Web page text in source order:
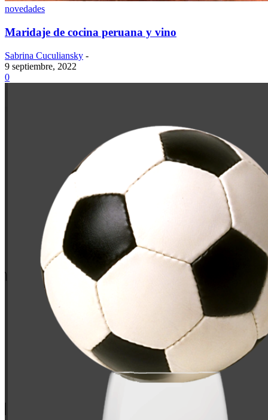
novedades
Maridaje de cocina peruana y vino
Sabrina Cuculiansky -
9 septiembre, 2022
0